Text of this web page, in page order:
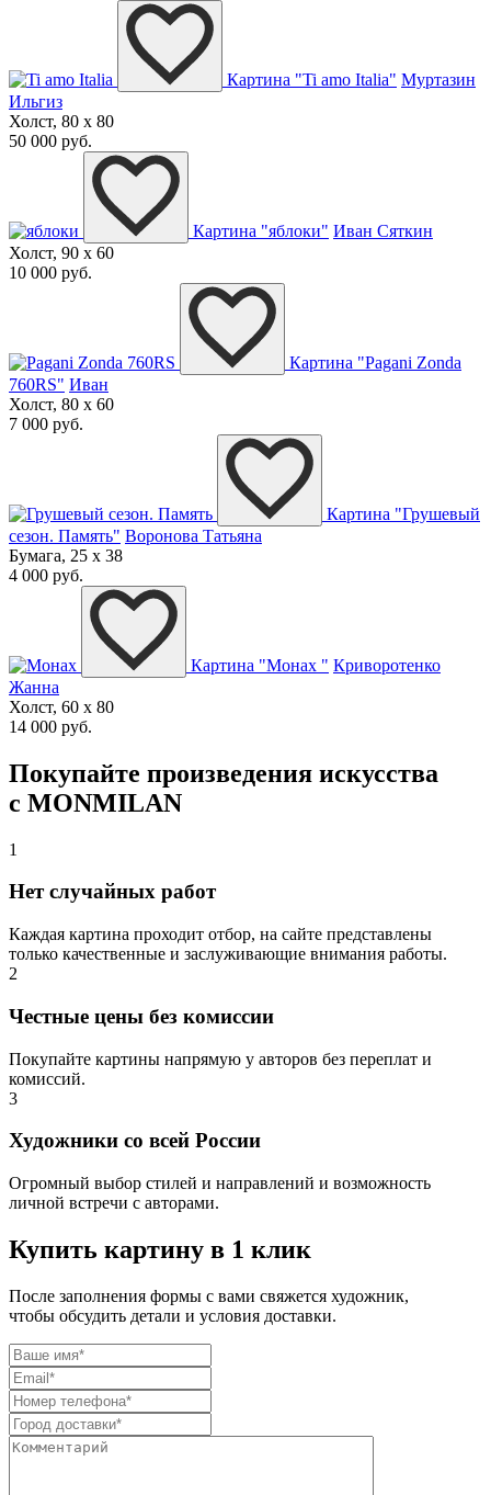
Картина "Ti amo Italia" Муртазин
Ильгиз
Холст, 80 x 80
50 000 руб.
Картина "яблоки" Иван Сяткин
Холст, 90 x 60
10 000 руб.
Картина "Pagani Zonda
760RS" Иван
Холст, 80 x 60
7 000 руб.
Картина "Грушевый
сезон. Память" Воронова Татьяна
Бумага, 25 x 38
4 000 руб.
Картина "Монах " Криворотенко
Жанна
Холст, 60 x 80
14 000 руб.
Покупайте произведения искусства
с MONMILAN
1
Нет случайных работ
Каждая картина проходит отбор, на сайте представлены
только качественные и заслуживающие внимания работы.
2
Честные цены без комиссии
Покупайте картины напрямую у авторов без переплат и
комиссий.
3
Художники со всей России
Огромный выбор стилей и направлений и возможность
личной встречи с авторами.
Купить картину в 1 клик
После заполнения формы с вами свяжется художник,
чтобы обсудить детали и условия доставки.